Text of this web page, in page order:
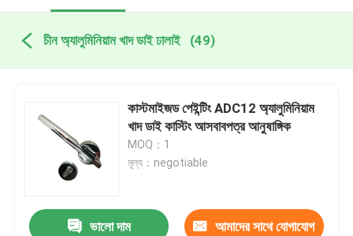
চীন অ্যালুমিনিয়াম খাদ ডাই ঢালাই (49)
কাস্টমাইজড পেইন্টিং ADC12 অ্যালুমিনিয়াম
খাদ ডাই কাস্টিং আসবাবপত্র আনুষাঙ্গিক
MOQ：1
মূল্য：negotiable
ভালো দাম আমাদের সাথে যোগাযোগ